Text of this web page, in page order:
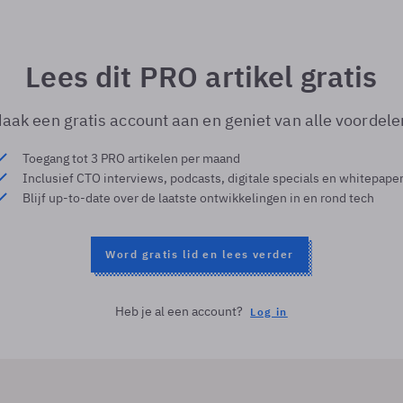
Lees dit PRO artikel gratis
een gratis account aan en geniet van alle
Toegang tot 3 PRO artikelen per maand
Inclusief CTO interviews, podcasts, digitale specials en
Blijf up-to-date over de laatste ontwikkelingen in en rond tech
Word gratis lid en lees verder
Heb je al een account? Log in